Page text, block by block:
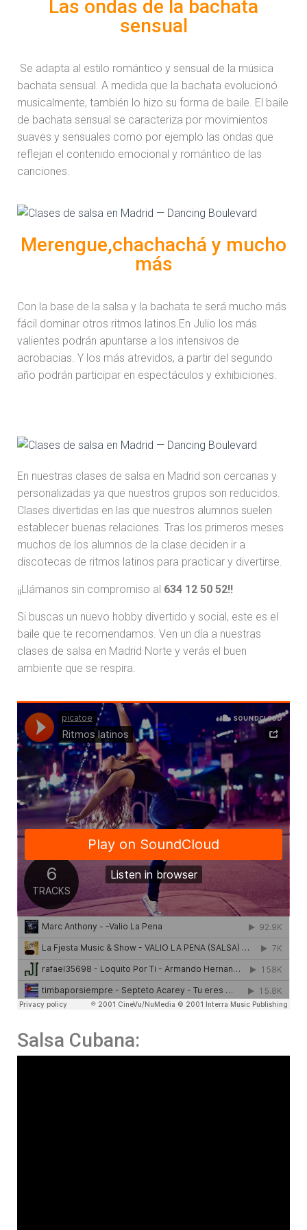
Las ondas de la bachata
sensual
Se adapta al estilo romántico y sensual de la música
bachata sensual. A medida que la bachata evolucionó
musicalmente, también lo hizo su forma de baile. El baile
de bachata sensual se caracteriza por movimientos
suaves y sensuales como por ejemplo las ondas que
reflejan el contenido emocional y romántico de las
canciones.
Merengue,chachachá y mucho
más
Con la base de la salsa y la bachata te será mucho más
fácil dominar otros ritmos latinos.En Julio los más
valientes podrán apuntarse a los intensivos de
acrobacias. Y los más atrevidos, a partir del segundo
año podrán participar en espectáculos y exhibiciones.
En nuestras clases de salsa en Madrid son cercanas y
personalizadas ya que nuestros grupos son reducidos.
Clases divertidas en las que nuestros alumnos suelen
establecer buenas relaciones. Tras los primeros meses
muchos de los alumnos de la clase deciden ir a
discotecas de ritmos latinos para practicar y divertirse.
¡¡Llámanos sin compromiso al 634 12 50 52!!
Si buscas un nuevo hobby divertido y social, este es el
baile que te recomendamos. Ven un día a nuestras
clases de salsa en Madrid Norte y verás el buen
ambiente que se respira.
Salsa Cubana: